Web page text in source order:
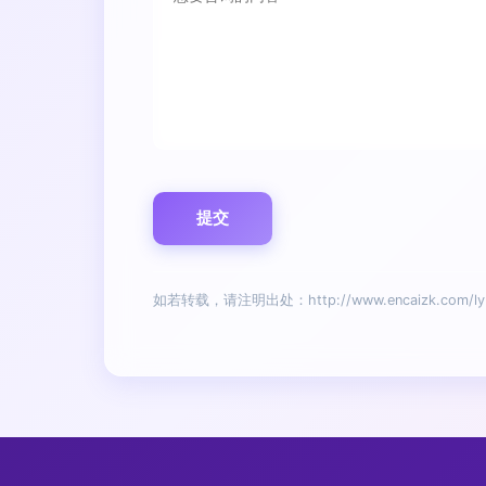
如若转载，请注明出处：http://www.encaizk.com/